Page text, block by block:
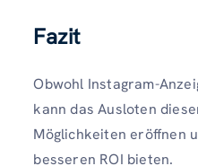
Fazit
Obwohl Instagram-
kann das Ausloten
Möglichkeiten eröffnen
besseren ROI bieten.